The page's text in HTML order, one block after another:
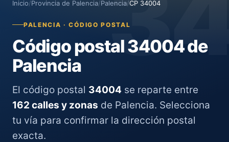
Inicio/Provincia de Palencia/Palencia/CP 34004
PALENCIA · CÓDIGO POSTAL
Código postal 34004 de
Palencia
El código postal 34004 se reparte entre
162 calles y zonas de Palencia. Selecciona
tu vía para confirmar la dirección postal
exacta.